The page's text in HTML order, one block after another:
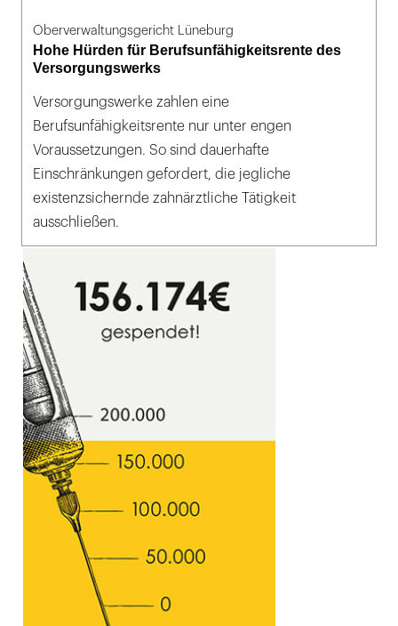
Oberverwaltungsgericht Lüneburg
Hohe Hürden für Berufsunfähigkeitsrente des
Versorgungswerks
Versorgungswerke zahlen eine
Berufsunfähigkeitsrente nur unter engen
Voraussetzungen. So sind dauerhafte
Einschränkungen gefordert, die jegliche
existenzsichernde zahnärztliche Tätigkeit
ausschließen.